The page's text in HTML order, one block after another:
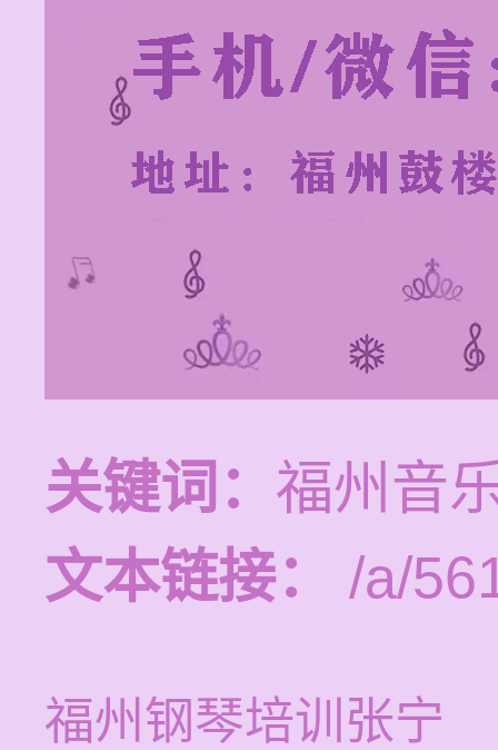
关键词： 福州音
文本链接：
/a/
福州钢琴培训张宁